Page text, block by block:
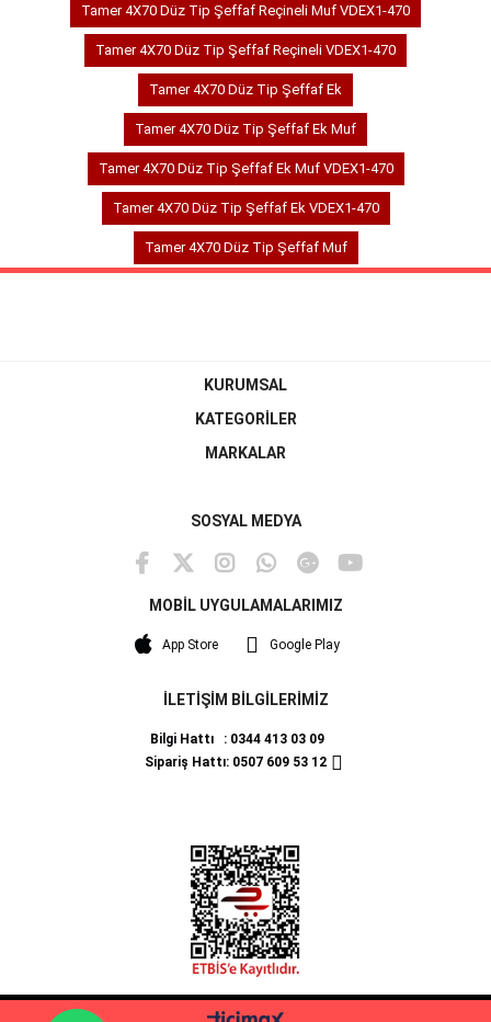
Tamer 4X70 Düz Tip Şeffaf Reçineli Muf VDEX1-470
Tamer 4X70 Düz Tip Şeffaf Reçineli VDEX1-470
Tamer 4X70 Düz Tip Şeffaf Ek
Tamer 4X70 Düz Tip Şeffaf Ek Muf
Tamer 4X70 Düz Tip Şeffaf Ek Muf VDEX1-470
Tamer 4X70 Düz Tip Şeffaf Ek VDEX1-470
Tamer 4X70 Düz Tip Şeffaf Muf
KURUMSAL
KATEGORİLER
MARKALAR
SOSYAL MEDYA
MOBİL UYGULAMALARIMIZ
App Store Google Play
İLETİŞİM BİLGİLERİMİZ
Bilgi Hattı : 0344 413 03 09
Sipariş Hattı: 0507 609 53 12